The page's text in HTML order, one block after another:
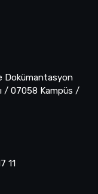
Dokümantasyon
/ 07058 Kampüs /
11